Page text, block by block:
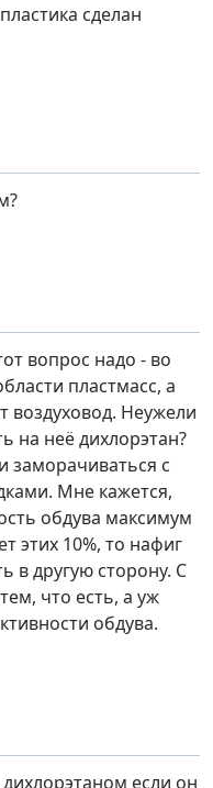
сделан
вопрос надо - во
пластмасс, а
воздуховод. Неужели
на неё дихлорэтан?
заморачиваться с
Мне кажется,
обдува максимум
этих 10%, то нафиг
в другую сторону. С
что есть, а уж
обдува.
если он